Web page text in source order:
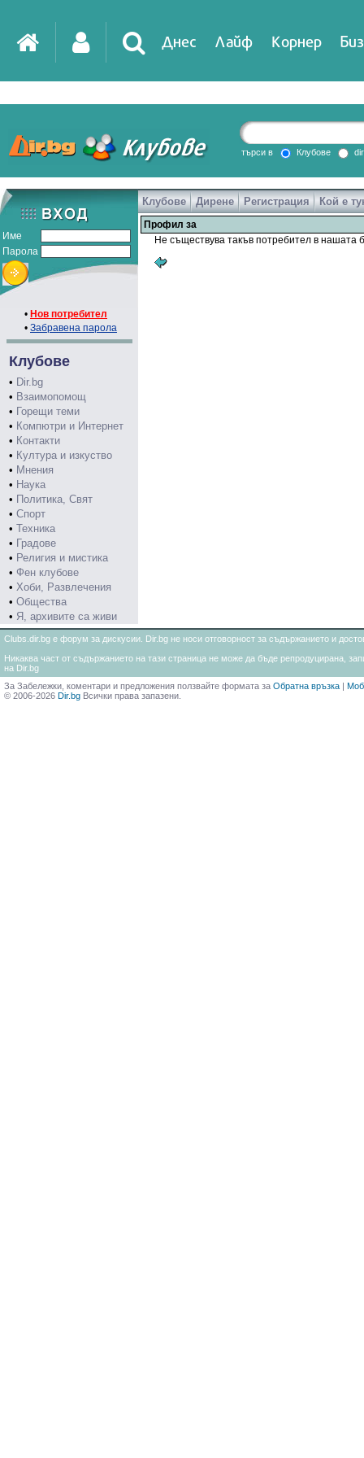
Днес Лайф Корнер
DirTV Impressio
Games
търси в Клубове
Име
Парола
• Нов потребител
• Забравена парола
Клубове
• Dir.bg
• Взаимопомощ
• Горещи теми
• Компютри и Интернет
• Контакти
• Култура и изкуство
• Мнения
• Наука
• Политика, Свят
• Спорт
• Техника
• Градове
• Религия и мистика
• Фен клубове
• Хоби, Развлечения
• Общества
• Я, архивите са живи
Клубове Дирене Регистрация Кой е
Профил за
Не съществува такъв потребител в нашата
Clubs.dir.bg е форум за дискусии. Dir.bg не носи отговорност за съдържанието и
Никаква част от съдържанието на тази страница не може да бъде репродуцирана,
на Dir.bg
За Забележки, коментари и предложения ползвайте формата за Обратна връзка |
© 2006-2026 Dir.bg Всички права запазени.